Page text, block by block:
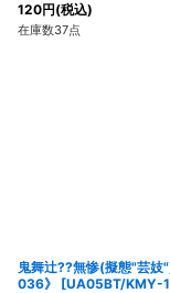
120円(税込)
在庫数37点
鬼舞辻??無惨(擬態"芸
036》
[UA05BT/KMY-